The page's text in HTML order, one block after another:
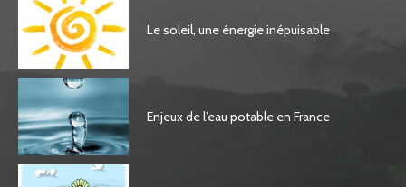
Le soleil, une énergie inépuisable
Enjeux de l’eau potable en France